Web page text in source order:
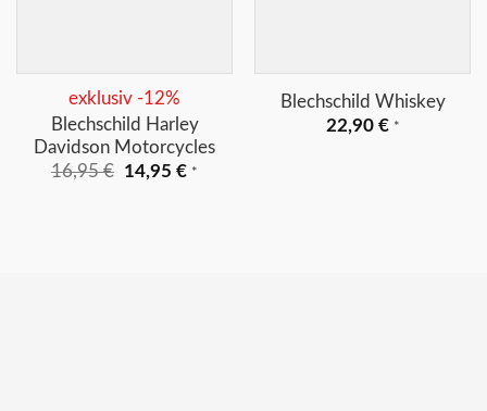
exklusiv -12%
Blechschild Harley
Davidson Motorcycles
16,95€ Ursprünglicher
14,95€Aktueller
*
Blechschild Whiskey
22,90 € *